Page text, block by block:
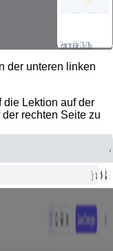
der unteren linken
die Lektion auf der
rechten Seite zu